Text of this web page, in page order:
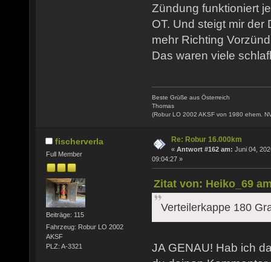
Zündung funktioniert
OT. Und steigt mir der
mehr Richting
Das waren viele
Beste Grüße aus Österreich
Thomas
(Robur LO 2002 AKSF von 1980 ehem.
fischerverla
Full Member
Beiträge: 115
Fahrzeug: Robur LO 2002
AKSF
PLZ: A-3321
Re: Robur 16.000km
« Antwort #162 am: Juni 04,
09:04:27 »
Zitat von: Heiko_69
Verteilerkappe 180
JA GENAU! Hab ich